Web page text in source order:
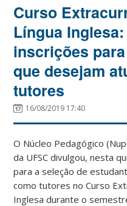
Curso
Língua
inscrições
que desejam
tutores
16/08/2019 17:40
O Núcleo Pedagógico
da UFSC divulgou, nesta
para a seleção de
como tutores no Curso
Inglesa durante o